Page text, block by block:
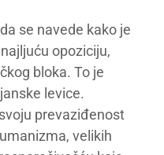
se navede kako je
opoziciju,
bloka. To je
levice.
prevaziđenost
velikih